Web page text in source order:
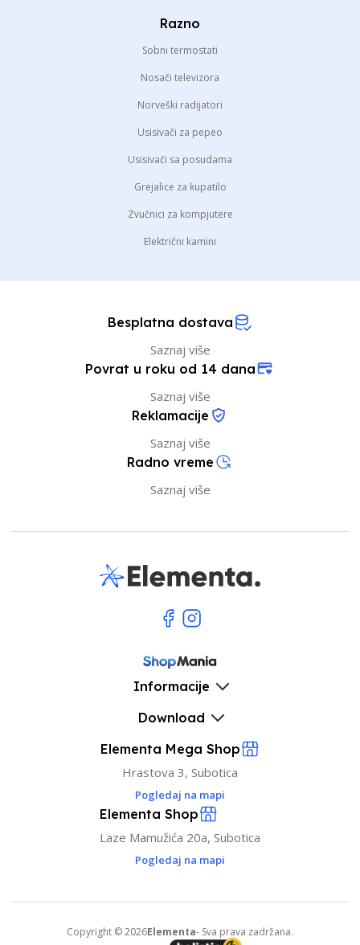
Razno
Sobni termostati
Nosači televizora
Norveški radijatori
Usisivači za pepeo
Usisivači sa posudama
Grejalice za kupatilo
Zvučnici za kompjutere
Električni kamini
Besplatna dostava
Saznaj više
Povrat u roku od 14 dana
Saznaj više
Reklamacije
Saznaj više
Radno vreme
Saznaj više
Informacije
Download
Elementa Mega Shop
Hrastova 3, Subotica
Pogledaj na mapi
Elementa Shop
Laze Mamužića 20a, Subotica
Pogledaj na mapi
Copyright © 2026Elementa- Sva prava zadržana.